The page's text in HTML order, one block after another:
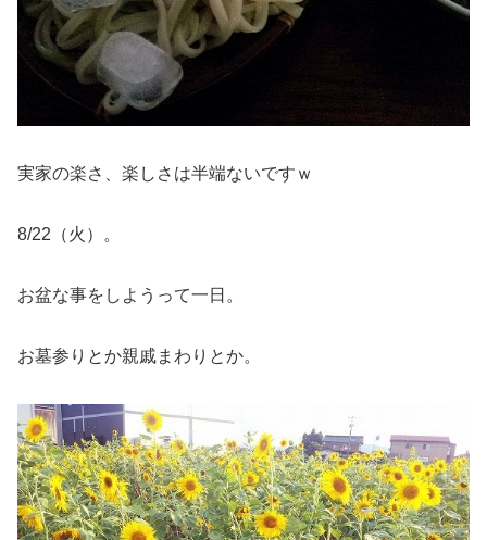
実家の楽さ、楽しさは半端ないですｗ
8/22（火）。
お盆な事をしようって一日。
お墓参りとか親戚まわりとか。